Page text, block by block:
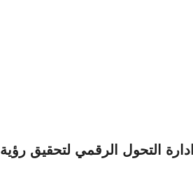
التحول الرقمي لتحقيق